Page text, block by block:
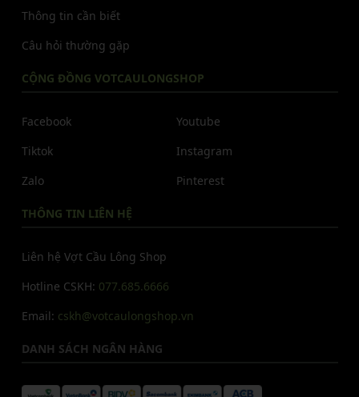
Thông tin cần biết
Câu hỏi thường gặp
CỘNG ĐỒNG VOTCAULONGSHOP
Facebook
Tiktok
Zalo
Youtube
Instagram
Pinterest
THÔNG TIN LIÊN HỆ
Liên hệ Vợt Cầu Lông Shop
Hotline CSKH: 077.685.6666
Email: cskh@votcaulongshop.vn
DANH SÁCH NGÂN HÀNG